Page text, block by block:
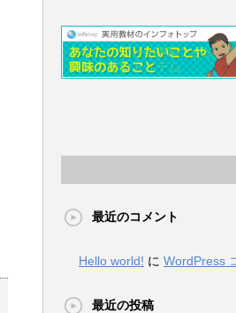
最近のコメント
Hello world! に WordPress
最近の投稿